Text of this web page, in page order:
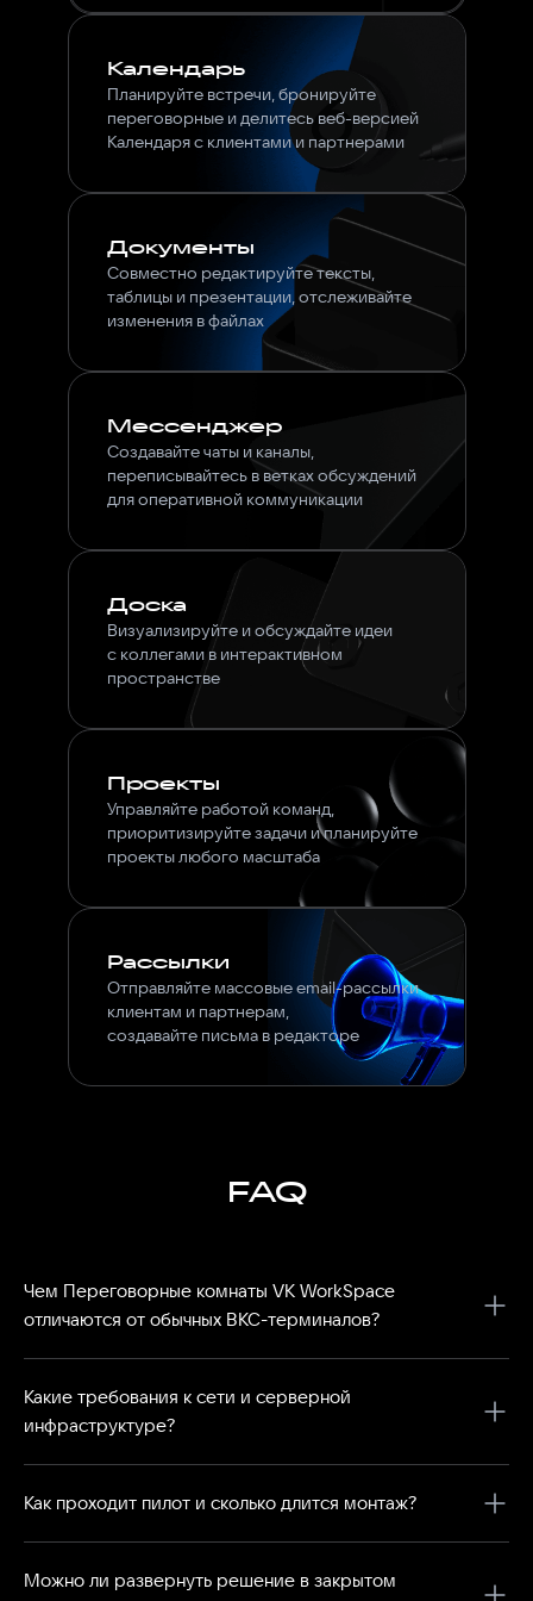
Календарь
Планируйте встречи, бронируйте
переговорные и делитесь веб-версией
Календаря с клиентами и партнерами
Документы
Совместно редактируйте тексты,
таблицы и презентации, отслеживайте
изменения в файлах
Мессенджер
Создавайте чаты и каналы,
переписывайтесь в ветках обсуждений
для оперативной коммуникации
Доска
Визуализируйте и обсуждайте идеи
с коллегами в интерактивном
пространстве
Проекты
Управляйте работой команд,
приоритизируйте задачи и планируйте
проекты любого масштаба
Рассылки
Отправляйте массовые email-рассылки
клиентам и партнерам,
создавайте письма в редакторе
FAQ
Чем Переговорные комнаты VK WorkSpace
отличаются от обычных ВКС-терминалов?
просто комплект ВКС-оборудования для переговорных:
решение включает в себя приложение для переговорных,
позволяющее проводить конференции, поддерживает
интеграцию с корпоративным календарем для
единого интерфейса.
Какие требования к сети и серверной
инфраструктуре?
teams/communication-channels/index.html" tarhet="_blank"
Как проходит пилот и сколько длится монтаж?
привозят оборудование, устанавливают, настраивают ПО и
Можно ли развернуть решение в закрытом